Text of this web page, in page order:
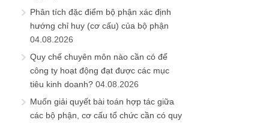
Phân tích đặc điểm bộ phận xác định
hướng chỉ huy (cơ cấu) của bộ phận
04.08.2026
Quy chế chuyên môn nào cần có để
công ty hoạt động đạt được các mục
tiêu kinh doanh? 04.08.2026
Muốn giải quyết bài toán hợp tác giữa
các bộ phận, cơ cấu tổ chức cần có quy